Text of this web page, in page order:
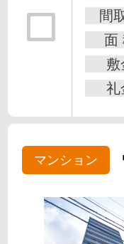
間
面
敷
礼
マンション